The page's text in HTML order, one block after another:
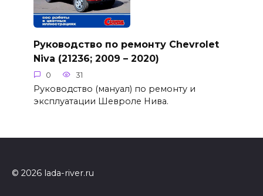
Руководство по ремонту Chevrolet
Niva (21236; 2009 – 2020)
0 31
Руководство (мануал) по ремонту и
эксплуатации Шевроле Нива.
© 2026 lada-river.ru